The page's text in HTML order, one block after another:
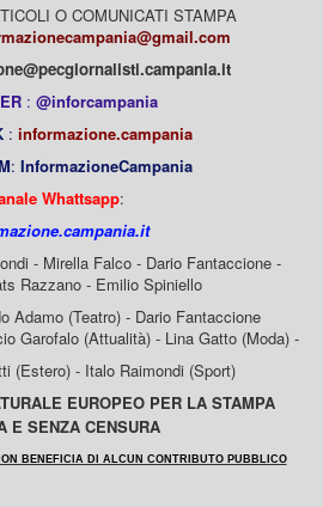
O COMUNICATI STAMPA
: @inforcampania
: informazione.campania
: InformazioneCampania
Whattsapp:
- Mirella Falco - Dario Fantaccione -
Razzano - Emilio Spiniello
Adamo (Teatro) - Dario Fantaccione
Garofalo (Attualità) - Lina Gatto (Moda) -
(Estero) - Italo Raimondi (Sport)
EUROPEO PER LA STAMPA
E SENZA CENSURA
BENEFICIA DI ALCUN CONTRIBUTO PUBBLICO